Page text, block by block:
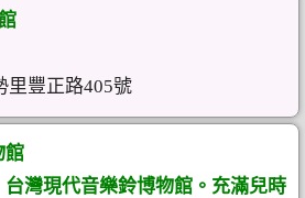
里豐正路405號
館
台灣現代音樂鈴博物館。充滿兒時